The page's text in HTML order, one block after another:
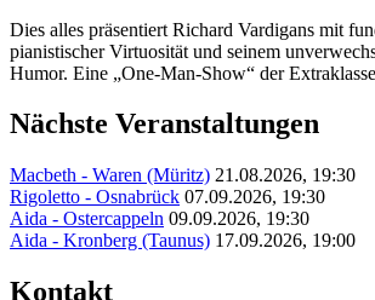
Dies alles präsentiert Richard Vardigans mit
pianistischer Virtuosität und seinem
Humor. Eine „One-Man-Show“ der
Nächste Veranstaltungen
Macbeth - Waren (Müritz) 21.08.2026, 19:30
Rigoletto - Osnabrück 07.09.2026, 19:30
Aida - Ostercappeln 09.09.2026, 19:30
Aida - Kronberg (Taunus) 17.09.2026, 19:00
Kontakt